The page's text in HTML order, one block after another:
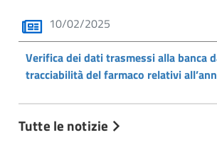
10/02/2025
Verifica dei dati trasmessi alla banca
tracciabilità del farmaco relativi
Tutte le notizie